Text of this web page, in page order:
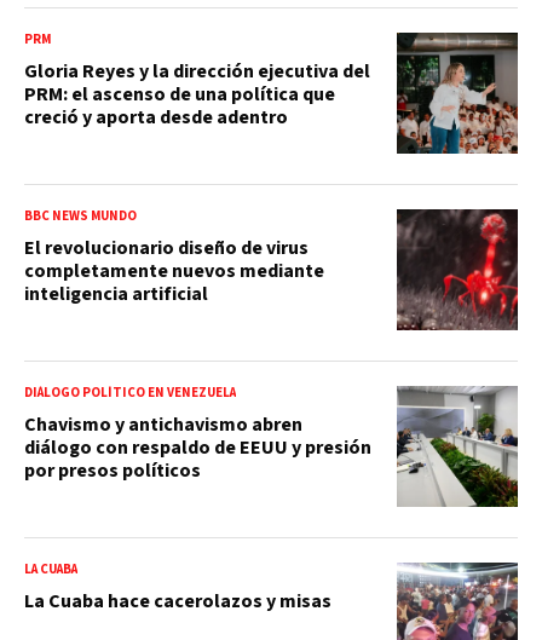
PRM
Gloria Reyes y la dirección ejecutiva del
PRM: el ascenso de una política que
creció y aporta desde adentro
BBC NEWS MUNDO
El revolucionario diseño de virus
completamente nuevos mediante
inteligencia artificial
DIÁLOGO POLÍTICO EN VENEZUELA
Chavismo y antichavismo abren
diálogo con respaldo de EEUU y presión
por presos políticos
LA CUABA
La Cuaba hace cacerolazos y misas